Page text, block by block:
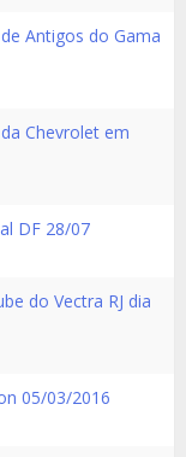
Antigos do Gama
Chevrolet em
DF 28/07
do Vectra RJ dia
05/03/2016